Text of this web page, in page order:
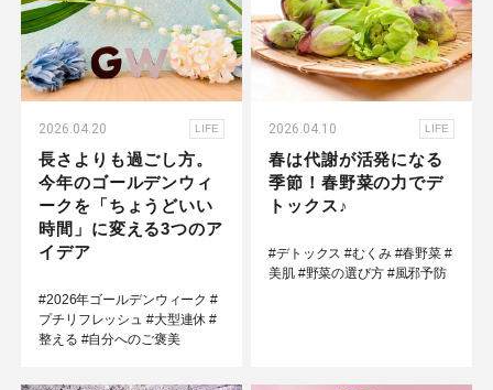
2026.04.20 LIFE
長さよりも過ごし方。
今年のゴールデンウィ
ークを「ちょうどいい
時間」に変える3つのア
イデア
#2026年ゴールデンウィーク #
プチリフレッシュ #大型連休 #
整える #自分へのご褒美
2026.04.10 LIFE
春は代謝が活発になる
季節！春野菜の力でデ
トックス♪
#デトックス #むくみ #春野菜 #
美肌 #野菜の選び方 #風邪予防